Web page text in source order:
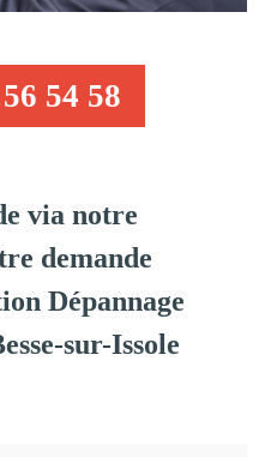
54 58
via notre
demande
Dépannage
sur-Issole